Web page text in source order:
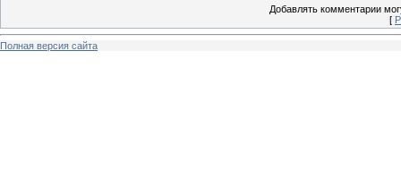
Добавлять комментарии
[
Полная версия сайта